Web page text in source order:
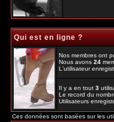
Qui est en ligne ?
Nos membres ont
Nous avons24
L'utilisateur
Il y a en tout3
Le record du
Utilisateurs
Ces données sont basées sur les